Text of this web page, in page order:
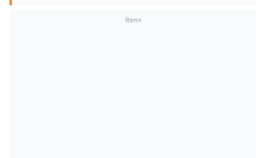
विज्ञापन